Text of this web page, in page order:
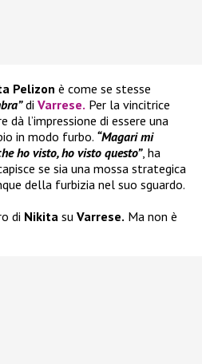
Pelizon è come se stesse
di Varrese. Per la vincitrice
l’impressione di essere una
in modo furbo. “Magari mi
ho visto, ho visto questo”, ha
se sia una mossa strategica
della furbizia nel suo sguardo.
di Nikita su Varrese. Ma non è